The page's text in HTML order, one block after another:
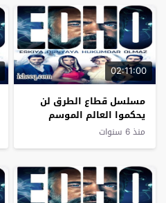
02:11:00
مسلسل قطاع الطرق لن
يحكموا العالم الموسم
السادس الحلقة 8
منذ 6 سنوات